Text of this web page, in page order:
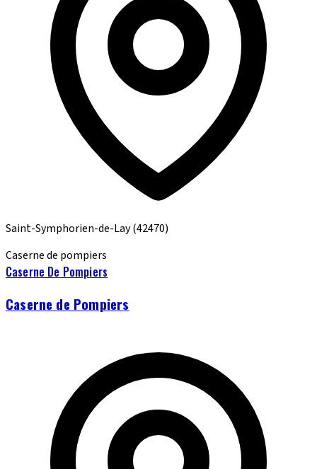
Saint-Symphorien-de-Lay(42470)
Caserne de pompiers
Caserne De Pompiers
Caserne de Pompiers